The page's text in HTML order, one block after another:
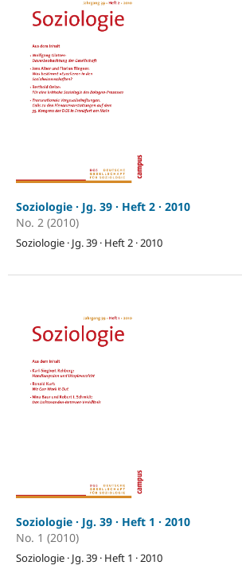
Soziologie · Jg. 39 · Heft 2 · 2010
No. 2 (2010)
Soziologie · Jg. 39 · Heft 2 · 2010
Soziologie · Jg. 39 · Heft 1 · 2010
No. 1 (2010)
Soziologie · Jg. 39 · Heft 1 · 2010